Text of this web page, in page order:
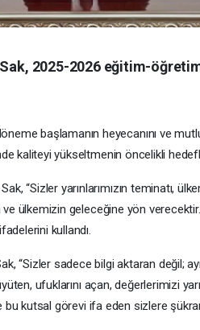
2025-2026 eğitim-öğretim
başlamanın heyecanını ve
kaliteyi yükseltmenin öncelikli
“Sizler yarınlarımızın teminatı,
ve ülkemizin geleceğine yön
kullandı.
“Sizler sadece bilgi aktaran değil;
ufuklarını açan, değerlerimizi
kutsal görevi ifa eden sizlere